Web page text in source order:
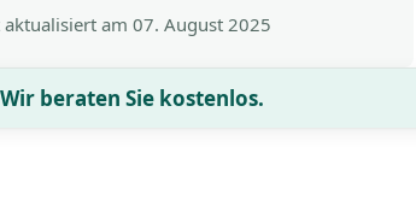
aktualisiert am 07. August 2025
beraten Sie kostenlos.